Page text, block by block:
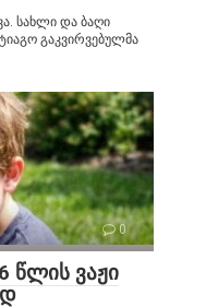
სახლი და ბაღი
გაკვირვებულმა
0
წლის ვაჟი